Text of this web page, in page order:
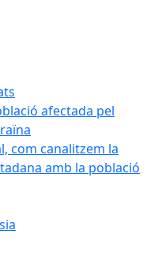
afectada pel
com canalitzem la
amb la població